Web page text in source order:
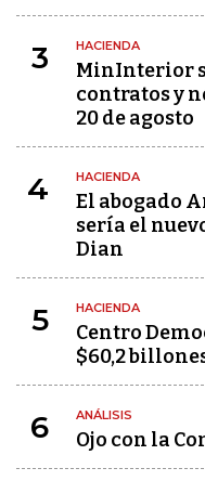
3 HACIENDA
MinInterior
contratos y
20 de agosto
4 HACIENDA
El abogado
sería el
Dian
5 HACIENDA
Centro
$60,2
6 ANÁLISIS
Ojo con la